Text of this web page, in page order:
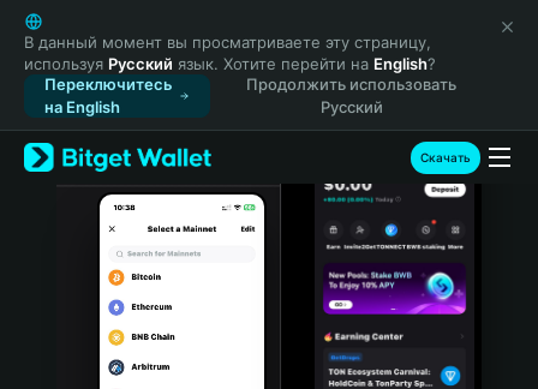
English
日本語
Tiếng Việt
Русский
Español (Latinoamérica)
Türkçe
Italiano
Português (Portugal)
Bahasa Indonesia
В данный момент вы просматриваете эту страницу,
используя Русский язык. Хотите перейти на English?
Переключитесь
на English
Продолжить использовать
Русский
Скачать